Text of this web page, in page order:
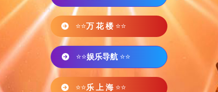
⭐⭐万 花 楼 ⭐⭐
⭐⭐娱乐导航 ⭐⭐
⭐⭐乐 上 海 ⭐⭐